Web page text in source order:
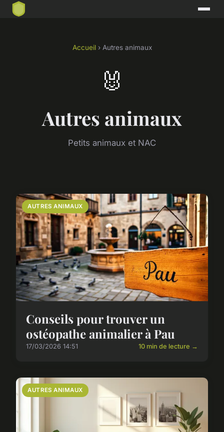
Accueil› Autres animaux
🐰
Autres animaux
Petits animaux et NAC
AUTRES ANIMAUX
Conseils pour trouver un
ostéopathe animalier à Pau
17/03/2026 14:51 10 min de lecture →
AUTRES ANIMAUX